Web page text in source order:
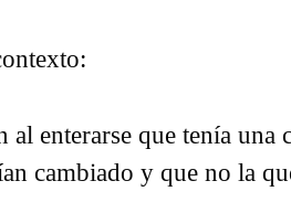
enterarse que tenía una
cambiado y que no la